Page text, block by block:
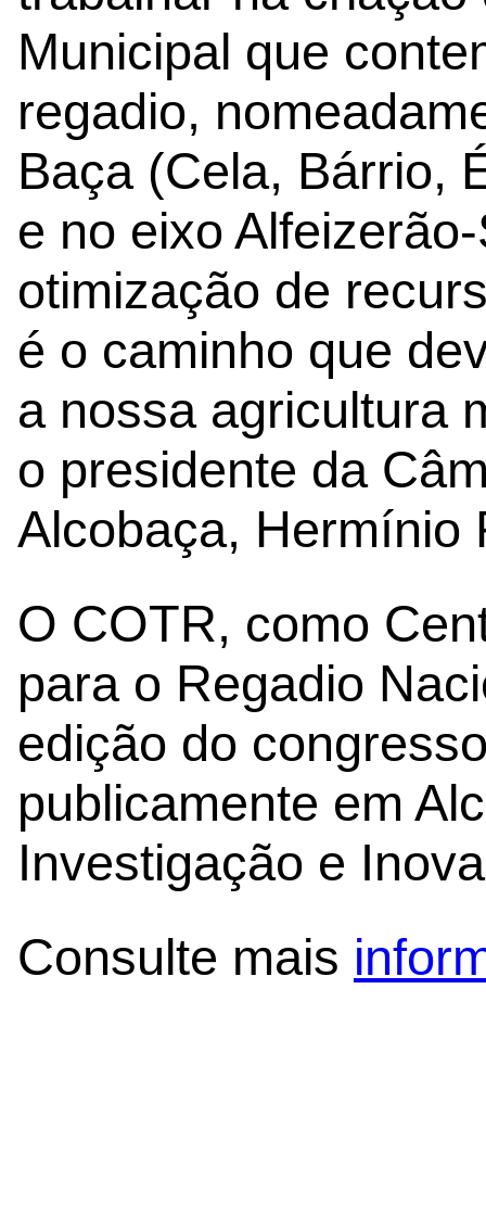
Municipal que
regadio,
Baça (Cela, Bárrio,
e no eixo
otimização de
é o caminho que
a nossa agricultura
o presidente da
Alcobaça, Hermínio
O COTR, como
para o Regadio
edição do
publicamente em
Investigação e
Consulte mais